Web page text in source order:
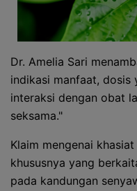
Dr. Amelia Sari
indikasi manfaat, dosis
interaksi dengan obat
seksama."
Klaim mengenai
khususnya yang
pada kandungan